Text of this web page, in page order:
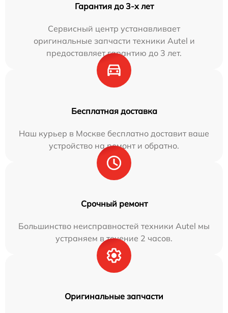
Гарантия до 3-х лет
Сервисный центр устанавливает
оригинальные запчасти техники Autel и
предоставляет гарантию до 3 лет.
Бесплатная доставка
Наш курьер в Москве бесплатно доставит ваше
устройство на ремонт и обратно.
Срочный ремонт
Большинство неисправностей техники Autel мы
устраняем в течение 2 часов.
Оригинальные запчасти